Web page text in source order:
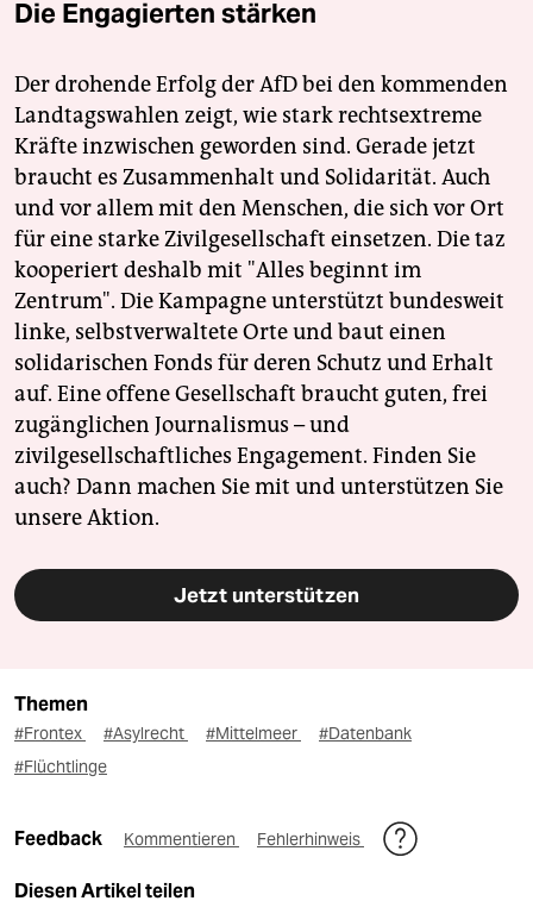
Die Engagierten stärken
Der drohende Erfolg der AfD bei den kommenden
Landtagswahlen zeigt, wie stark rechtsextreme
Kräfte inzwischen geworden sind. Gerade jetzt
braucht es Zusammenhalt und Solidarität. Auch
und vor allem mit den Menschen, die sich vor Ort
für eine starke Zivilgesellschaft einsetzen. Die taz
kooperiert deshalb mit "Alles beginnt im
Zentrum". Die Kampagne unterstützt bundesweit
linke, selbstverwaltete Orte und baut einen
solidarischen Fonds für deren Schutz und Erhalt
auf. Eine offene Gesellschaft braucht guten, frei
zugänglichen Journalismus – und
zivilgesellschaftliches Engagement. Finden Sie
auch? Dann machen Sie mit und unterstützen Sie
unsere Aktion.
Jetzt unterstützen
Themen
#Frontex #Asylrecht #Mittelmeer
#Datenbank
#Flüchtlinge
Feedback Kommentieren Fehlerhinweis
Diesen Artikel teilen